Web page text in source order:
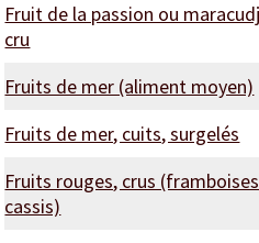
Fruit de la passion ou
cru
Fruits de mer (aliment moyen)
Fruits de mer, cuits, surgelés
Fruits rouges, crus
cassis)